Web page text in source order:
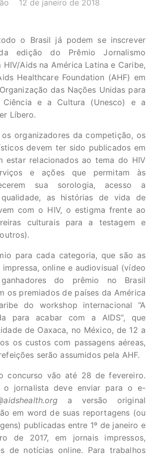
12 de janeiro de 2018
o Brasil já podem se inscrever
edição do Prêmio Jornalismo
Aids na América Latina e Caribe,
Healthcare Foundation (AHF) em
das Nações Unidas para
Ciência e a Cultura (Unesco) e a
Líbero.
organizadores da competição, os
devem ter sido publicados em
estar relacionados ao tema do HIV
e ações que permitam às
sua sorologia, acesso a
as histórias de vida de
com o HIV, o estigma frente ao
culturais para a testagem e
para cada categoria, que são as
impressa, online e audiovisual (vídeo
do prêmio no Brasil
os premiados de países da América
do workshop internacional “A
para acabar com a AIDS”, que
de Oaxaca, no México, de 12 a
os custos com passagens aéreas,
serão assumidos pela AHF.
concurso vão até 28 de fevereiro.
o jornalista deve enviar para o e-
a versão original
em word de suas reportagens (ou
publicadas entre 1º de janeiro e
de 2017, em jornais impressos,
de notícias online. Para trabalhos